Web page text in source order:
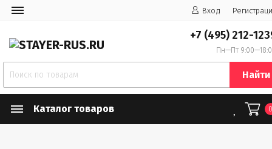
Вход
+7 (495) 212-
Пн—Пт
Найти
Каталог товаров